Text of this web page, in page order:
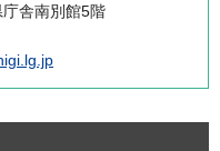
舎南別館5階